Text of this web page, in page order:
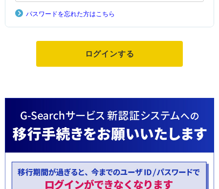
パスワードを忘れた方はこちら